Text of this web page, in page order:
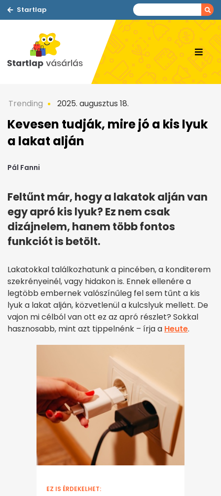
Startlap
Trending 2025. augusztus 18.
Kevesen tudják, mire jó a kis lyuk
a lakat alján
Pál Fanni
Feltűnt már, hogy a lakatok alján van
egy apró kis lyuk? Ez nem csak
dizájnelem, hanem több fontos
funkciót is betölt.
Lakatokkal találkozhatunk a pincében, a konditerem
szekrényeinél, vagy hidakon is. Ennek ellenére a
legtöbb embernek valószínűleg fel sem tűnt a kis
lyuk a lakat alján, közvetlenül a kulcslyuk mellett. De
vajon mi célból van ott ez az apró részlet? Sokkal
hasznosabb, mint azt tippelnénk – írja a Heute.
EZ IS ÉRDEKELHET: